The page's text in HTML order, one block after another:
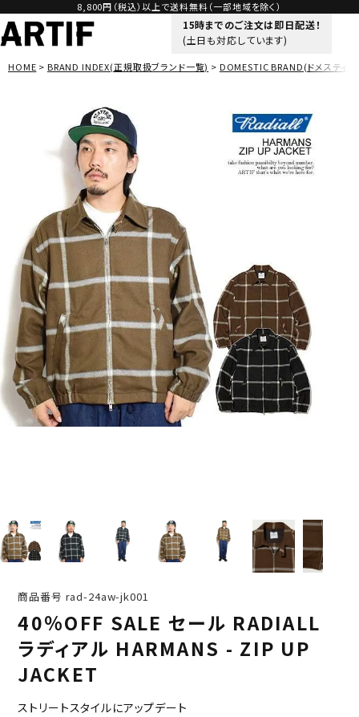
8,800円（税込）以上で送料無料（一部地域を除く）
15時までのご注文は即日配送！
(土日も対応しています)
HOME BRAND INDEX(正規取扱ブランド一覧) DOMESTIC BRAND(ドメスティッ
商品番号 rad-24aw-jk001
40％OFF SALE セール RADIALL
ラディアル HARMANS - ZIP UP
JACKET
ストリートスタイルにアップデート